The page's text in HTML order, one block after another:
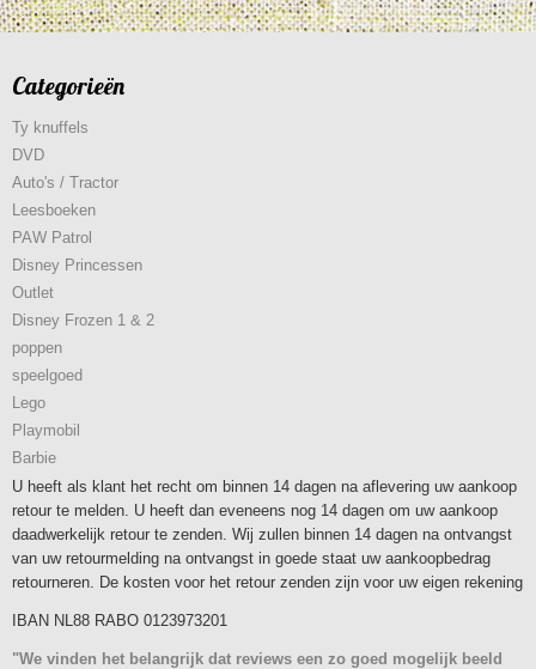
Categorieën
Ty knuffels
DVD
Auto's / Tractor
Leesboeken
PAW Patrol
Disney Princessen
Outlet
Disney Frozen 1 & 2
poppen
speelgoed
Lego
Playmobil
Barbie
U heeft als klant het recht om binnen 14 dagen na aflevering uw aankoop
retour te melden. U heeft dan eveneens nog 14 dagen om uw aankoop
daadwerkelijk retour te zenden. Wij zullen binnen 14 dagen na ontvangst
van uw retourmelding na ontvangst in goede staat uw aankoopbedrag
retourneren. De kosten voor het retour zenden zijn voor uw eigen rekening
IBAN NL88 RABO 0123973201
"We vinden het belangrijk dat reviews een zo goed mogelijk beeld